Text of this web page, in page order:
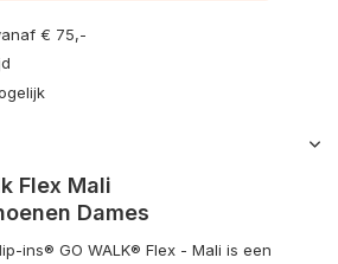
€ 75,-
Flex Mali
Dames
ins® GO WALK® Flex - Mali is een